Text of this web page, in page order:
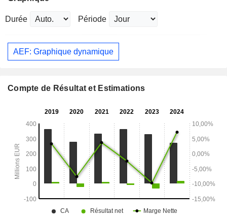
Durée Période
AEF: Graphique dynamique
Compte de Résultat et Estimations